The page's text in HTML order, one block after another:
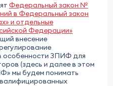
Федеральный закон №
в Федеральный закон
и отдельные
Федерации»
внесение
особенности ЗПИФ для
(здесь и далее в этом
мы будем понимать